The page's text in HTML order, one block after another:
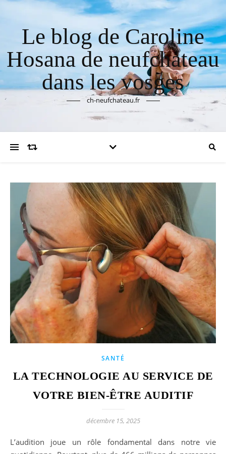
Le blog de Caroline
Hosana de neufchateau
dans les vosges
ch-neufchateau.fr
SANTÉ
LA TECHNOLOGIE AU SERVICE DE
VOTRE BIEN-ÊTRE AUDITIF
décembre 15, 2025
L’audition joue un rôle fondamental dans notre vie